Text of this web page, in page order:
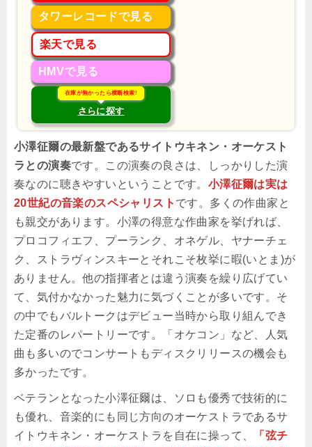
タワーレコードで見る
楽天で見る
HMVで見る
在庫が無かったら横断検索!
さらに探す
小澤征爾の最新盤であるサイトウキネン・オーケスト
ラとの演奏です。この演奏の良さは、しっかりした演
奏なのに聴きやすいということです。 小澤征爾は実は
20世紀の音楽のスペシャリスト です。多くの作曲家と
も親交があります。小澤の得意な作曲家を挙げれば、
プロコフィエフ、プーランク、オネゲル、ヤナーチェ
ク、ストラヴィンスキーとそれこそ枚挙に暇(いとま)が
ありません。他の指揮者とは違う演奏を繰り広げてい
て、気付かなかった魅力に気づくことが多いです。そ
の中でもバルトークはデビュー当時から取り組んでき
た定番のレパートリーです。「オケコン」など、人気
曲も多いのでコンサートもディスクリリースの機会も
多かったです。
ベテランとなった小澤征爾は、ソロも優秀で技術的に
も優れ、音楽的にも同じ方向のオーケストラであるサ
イトウキネン・オーケストラを自在に操って、
「弦チ